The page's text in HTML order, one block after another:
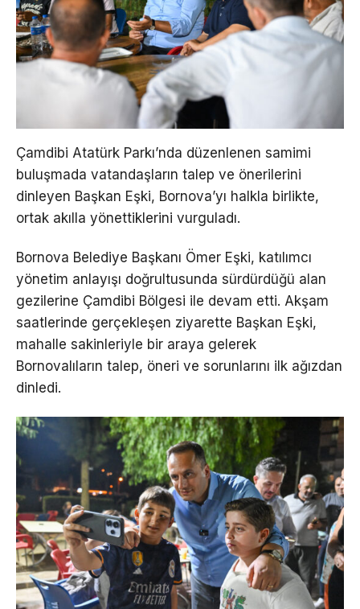
Çamdibi Atatürk Parkı’nda düzenlenen samimi
buluşmada vatandaşların talep ve önerilerini
dinleyen Başkan Eşki, Bornova’yı halkla birlikte,
ortak akılla yönettiklerini vurguladı.
Bornova Belediye Başkanı Ömer Eşki, katılımcı
yönetim anlayışı doğrultusunda sürdürdüğü alan
gezilerine Çamdibi Bölgesi ile devam etti. Akşam
saatlerinde gerçekleşen ziyarette Başkan Eşki,
mahalle sakinleriyle bir araya gelerek
Bornovalıların talep, öneri ve sorunlarını ilk ağızdan
dinledi.